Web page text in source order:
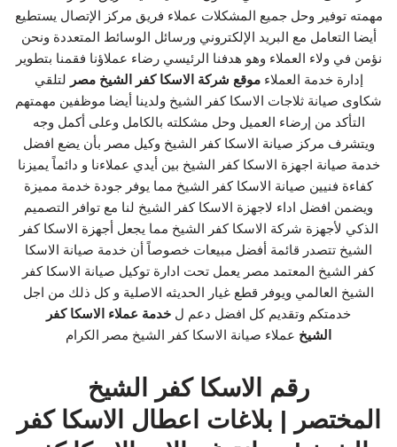
مهمته توفير وحل جميع المشكلات عملاء فريق مركز الإتصال يستطيع
أيضا التعامل مع البريد الإلكتروني ورسائل الوسائط المتعددة ونحن
نؤمن في ولاء العملاء وهو هدفنا الرئيسي رضاء عملاؤنا فقمنا بتطوير
إدارة خدمة العملاءموقع شركة الاسكا كفر الشيخ مصر لتلقي
شكاوى صيانة ثلاجات الاسكا كفر الشيخ ولدينا أيضا موظفين مهمتهم
التأكد من إرضاء العميل وحل مشكلته بالكامل وعلى أكمل وجه
ويتشرف مركز صيانة الاسكا كفر الشيخ وكيل مصر بأن يضع افضل
خدمة صيانة اجهزة الاسكا كفر الشيخ بين أيدي عملاءنا و دائماً يميزنا
كفاءة فنيين صيانة الاسكا كفر الشيخ مما يوفر جودة خدمة مميزة
ويضمن افضل اداء لاجهزة الاسكا كفر الشيخ لنا مع توافر التصميم
الذكي لأجهزة شركة الاسكا كفر الشيخ مما يجعل أجهزة الاسكا كفر
الشيخ تتصدر قائمة أفضل مبيعات خصوصاً أن خدمة صيانة الاسكا
كفر الشيخ المعتمد مصر يعمل تحت ادارة توكيل صيانة الاسكا كفر
الشيخ العالمي ويوفر قطع غيار الحديثه الاصلية و كل ذلك من اجل
خدمتكم وتقديم كل افضل دعم ل خدمة عملاء الاسكا كفر
الشيخ عملاء صيانة الاسكا كفر الشيخ مصر الكرام
رقم الاسكا كفر الشيخ
المختصر | بلاغات اعطال الاسكا كفر